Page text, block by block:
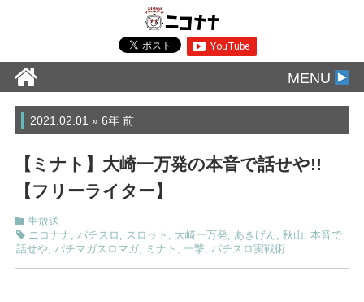
MENU
2021.02.01 » 6年 前
【ミナト】大崎一万発の本音で話せや!!
【フリーライター】
生放送
ニコナナ
パチスロ スロット 大崎一万発 あきげん 秋山
本音で
話せや, パチマガスロマガ, ミナト 一撃, パチスロ実戦術